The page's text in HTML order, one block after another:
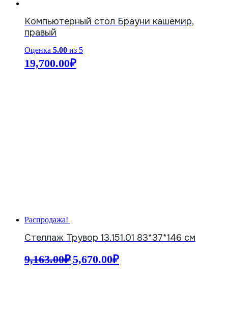
Компьютерный стол Брауни кашемир,
правый
Оценка 5.00 из 5
19,700.00₽
Распродажа!
Стеллаж Трувор 13.151.01 83*37*146 см
9,163.00₽ Первоначальная
цена
5,670.00₽Текущая
цена: